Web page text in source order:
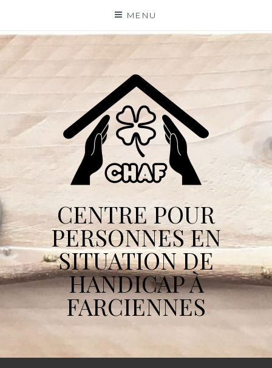
content
MENU
CENTRE POUR
PERSONNES EN
SITUATION DE
HANDICAP À
FARCIENNES